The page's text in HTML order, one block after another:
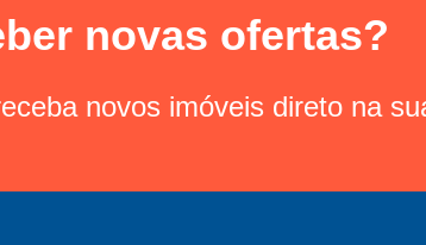
novas ofertas?
novos imóveis direto na